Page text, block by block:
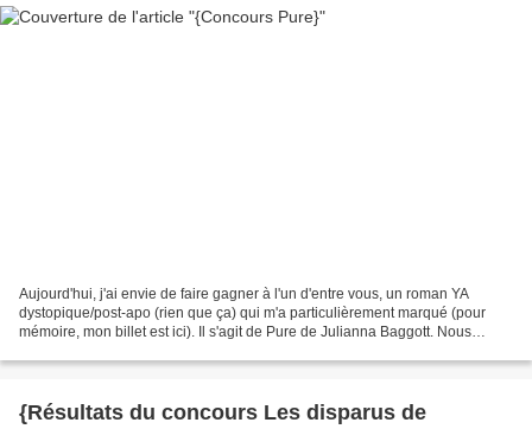
Aujourd'hui, j'ai envie de faire gagner à l'un d'entre vous, un roman YA
dystopique/post-apo (rien que ça) qui m'a particulièrement marqué (pour
mémoire, mon billet est ici). Il s'agit de Pure de Julianna Baggott. Nous
{Résultats du concours Les disparus de